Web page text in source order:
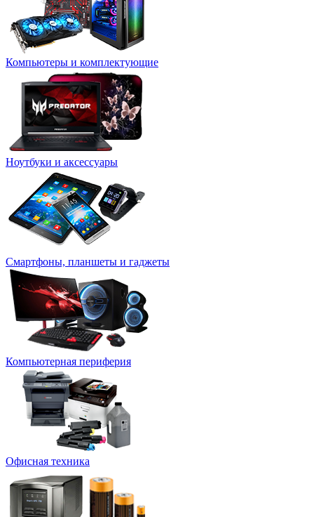
Компьютеры и комплектующие
Ноутбуки и аксессуары
Смартфоны, планшеты и гаджеты
Компьютерная периферия
Офисная техника